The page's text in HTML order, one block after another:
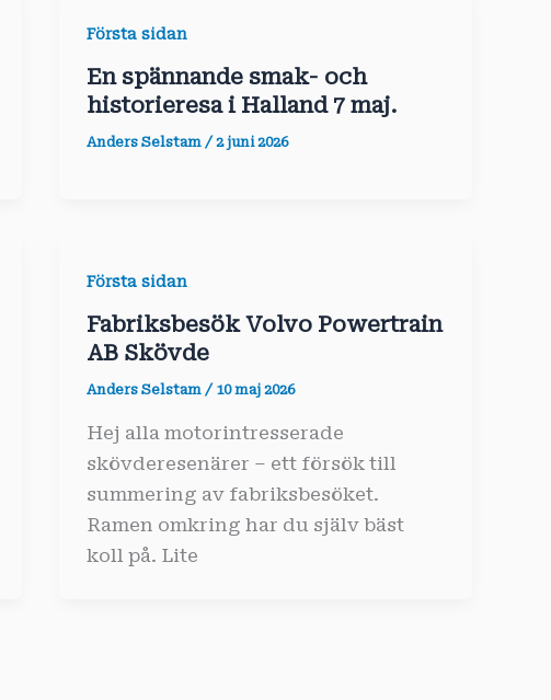
Första sidan
En spännande smak- och
historieresa i Halland 7 maj.
Anders Selstam/2 juni 2026
Första sidan
Fabriksbesök Volvo Powertrain
AB Skövde
Anders Selstam/ 10 maj 2026
Hej alla motorintresserade
skövderesenärer – ett försök till
summering av fabriksbesöket.
Ramen omkring har du själv bäst
koll på. Lite